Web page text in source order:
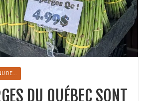
DE...
DU QUÉBEC SONT